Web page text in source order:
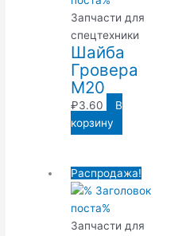
Запчасти для
спецтехники
Шайба
Гровера
М20
₽3.60
В
корзину
Распродажа!
Запчасти для